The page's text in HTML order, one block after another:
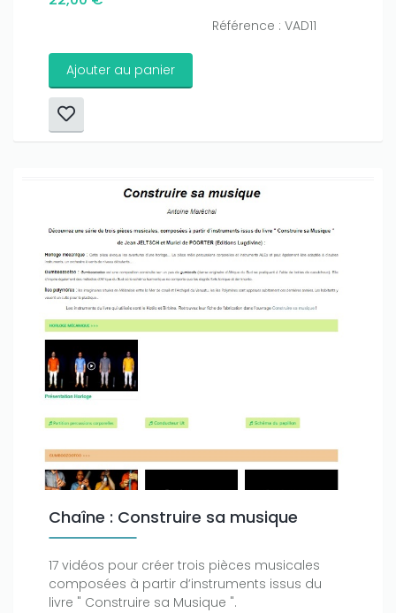
Référence : VAD11
Ajouter au panier
Chaîne : Construire sa musique
17 vidéos pour créer trois pièces musicales
composées à partir d’instruments issus du
livre " Construire sa Musique ".